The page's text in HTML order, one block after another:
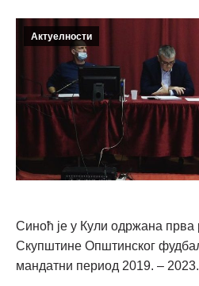
Актуелности
Синоћ је у Кули одржана прва
Скупштине Општинског
мандатни период 2019. –